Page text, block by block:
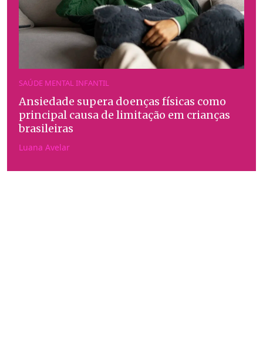
SAÚDE MENTAL INFANTIL
Ansiedade supera doenças físicas como
principal causa de limitação em crianças
brasileiras
Luana Avelar